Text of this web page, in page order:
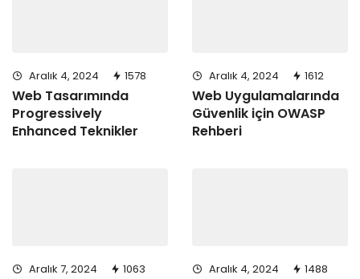
Aralık 4, 2024 1578
Web Tasarımında
Progressively
Enhanced Teknikler
Aralık 4, 2024 1612
Web Uygulamalarında
Güvenlik için OWASP
Rehberi
Aralık 7, 2024 1063 Aralık 4, 2024 1488